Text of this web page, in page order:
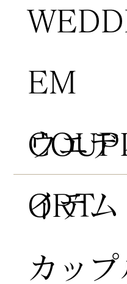
ORT
カッ
EM
ウエデ
イテム